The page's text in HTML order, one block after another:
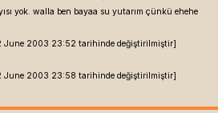
yok. walla ben bayaa su yutarım çünkü ehehe
June 2003 23:52 tarihinde değiştirilmiştir]
June 2003 23:58 tarihinde değiştirilmiştir]